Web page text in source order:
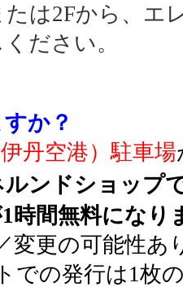
は2Fから、エ
ださい。
か？
丹空港）駐車場
ンドショップ
時間無料になり
変更の可能性
での発行は1枚